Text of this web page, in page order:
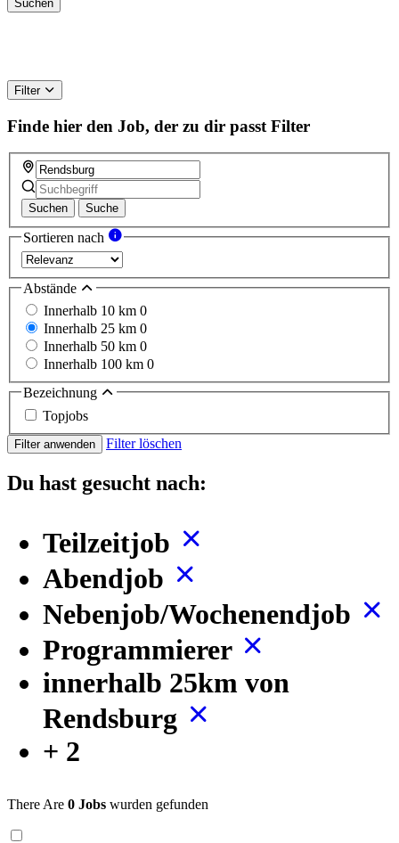
Filter
Finde hier den Job, der zu dir passt Filter
Suchen Suche
Sortieren nach
Abstände
Innerhalb 10 km 0
Innerhalb 25 km 0
Innerhalb 50 km 0
Innerhalb 100 km 0
Bezeichnung
Topjobs
Filter anwenden Filter löschen
Du hast gesucht nach:
Teilzeitjob
Abendjob
Nebenjob/Wochenendjob
Programmierer
innerhalb 25km von
Rendsburg
+ 2
There Are 0 Jobs wurden gefunden